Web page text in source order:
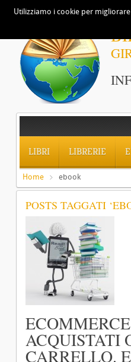
LIBRI LIBRERIE
Home ebook
POSTS TAGGATI
ACQUISTATI
CARRELLO.
Utilizziamo i cookie per